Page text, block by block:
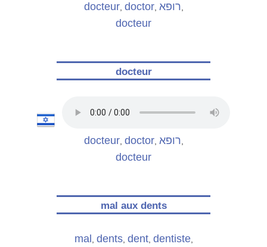
docteur, doctor, רופא
docteur
docteur
docteur, doctor, רופא
docteur
mal aux dents
mal dents, dent, dentiste,